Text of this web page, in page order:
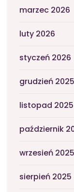
marzec 2026
luty 2026
styczeń 2026
grudzień 2025
listopad 2025
październik
wrzesień 2025
sierpień 2025